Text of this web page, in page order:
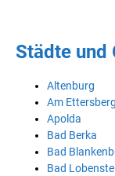
Städte und
Altenburg
Am Ettersberg
Apolda
Bad Berka
Bad
Bad